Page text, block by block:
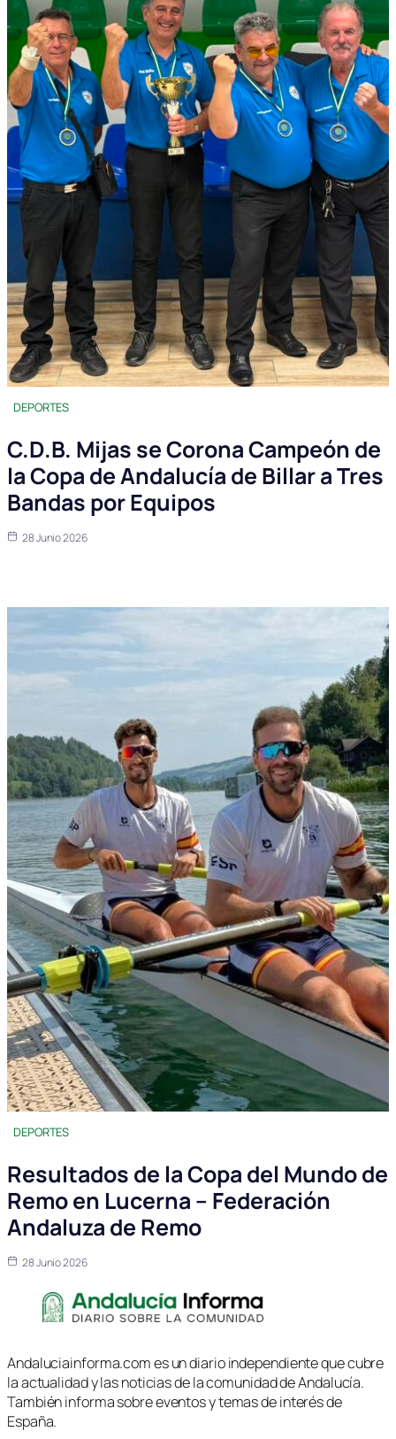
DEPORTES
C.D.B. Mijas se Corona Campeón de
la Copa de Andalucía de Billar a Tres
Bandas por Equipos
28 Junio 2026
DEPORTES
Resultados de la Copa del Mundo de
Remo en Lucerna – Federación
Andaluza de Remo
28 Junio 2026
Andaluciainforma.com es un diario independiente que cubre
la actualidad y las noticias de la comunidad de Andalucía.
También informa sobre eventos y temas de interés de
España.